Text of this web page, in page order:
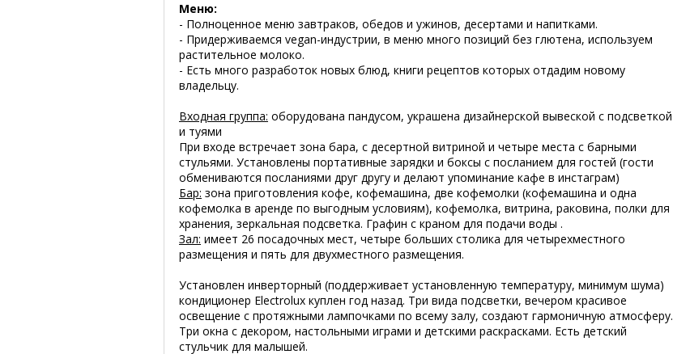
Меню:
- Полноценное меню завтраков, обедов и ужинов, десертами и напитками.
- Придерживаемся vegan-индустрии, в меню много позиций без глютена, используем
растительное молоко.
- Есть много разработок новых блюд, книги рецептов которых отдадим новому
владельцу.
Входная группа: оборудована пандусом, украшена дизайнерской вывеской с подсветкой
и туями
При входе встречает зона бара, с десертной витриной и четыре места с барными
стульями. Установлены портативные зарядки и боксы с посланием для гостей (гости
обмениваются посланиями друг другу и делают упоминание кафе в инстаграм)
Бар: зона приготовления кофе, кофемашина, две кофемолки (кофемашина и одна
кофемолка в аренде по выгодным условиям), кофемолка, витрина, раковина, полки для
хранения, зеркальная подсветка. Графин с краном для подачи воды .
Зал: имеет 26 посадочных мест, четыре больших столика для четырехместного
размещения и пять для двухместного размещения.
Установлен инверторный (поддерживает установленную температуру, минимум шума)
кондиционер Electrolux куплен год назад. Три вида подсветки, вечером красивое
освещение с протяжными лампочками по всему залу, создают гармоничную атмосферу.
Три окна с декором, настольными играми и детскими раскрасками. Есть детский
стульчик для малышей.